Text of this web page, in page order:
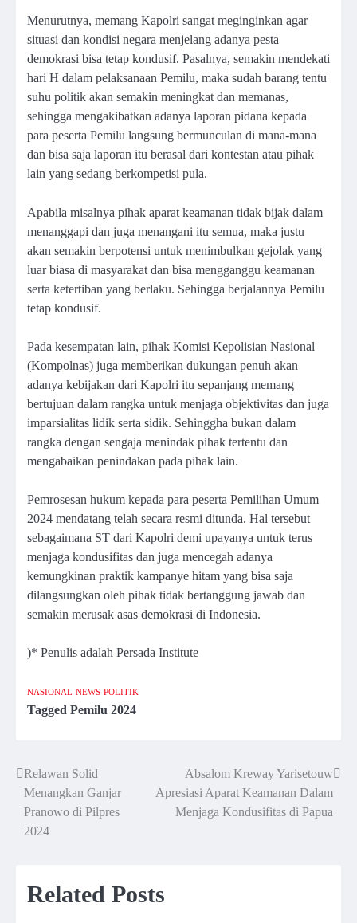
Menurutnya, memang Kapolri sangat meginginkan agar
situasi dan kondisi negara menjelang adanya pesta
demokrasi bisa tetap kondusif. Pasalnya, semakin mendekati
hari H dalam pelaksanaan Pemilu, maka sudah barang tentu
suhu politik akan semakin meningkat dan memanas,
sehingga mengakibatkan adanya laporan pidana kepada
para peserta Pemilu langsung bermunculan di mana-mana
dan bisa saja laporan itu berasal dari kontestan atau pihak
lain yang sedang berkompetisi pula.
Apabila misalnya pihak aparat keamanan tidak bijak dalam
menanggapi dan juga menangani itu semua, maka justu
akan semakin berpotensi untuk menimbulkan gejolak yang
luar biasa di masyarakat dan bisa mengganggu keamanan
serta ketertiban yang berlaku. Sehingga berjalannya Pemilu
tetap kondusif.
Pada kesempatan lain, pihak Komisi Kepolisian Nasional
(Kompolnas) juga memberikan dukungan penuh akan
adanya kebijakan dari Kapolri itu sepanjang memang
bertujuan dalam rangka untuk menjaga objektivitas dan juga
imparsialitas lidik serta sidik. Sehinggha bukan dalam
rangka dengan sengaja menindak pihak tertentu dan
mengabaikan penindakan pada pihak lain.
Pemrosesan hukum kepada para peserta Pemilihan Umum
2024 mendatang telah secara resmi ditunda. Hal tersebut
sebagaimana ST dari Kapolri demi upayanya untuk terus
menjaga kondusifitas dan juga mencegah adanya
kemungkinan praktik kampanye hitam yang bisa saja
dilangsungkan oleh pihak tidak bertanggung jawab dan
semakin merusak asas demokrasi di Indonesia.
)* Penulis adalah Persada Institute
NASIONAL NEWS POLITIK
Tagged Pemilu 2024
Post
navigation
Relawan Solid
Menangkan Ganjar
Pranowo di Pilpres
2024
Absalom Kreway Yarisetouw
Apresiasi Aparat Keamanan Dalam
Menjaga Kondusifitas di Papua
Related Posts